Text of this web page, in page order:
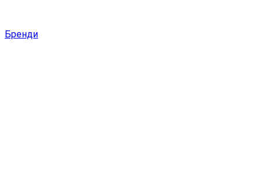
Бренди